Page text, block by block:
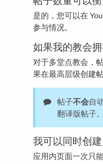
是的，您可以在
参与情况。
如果我的教会
对于多堂点教会，
果在最高层级创建
帖子不会自
翻译版帖子。
我可以同时创
应用内页面一次只